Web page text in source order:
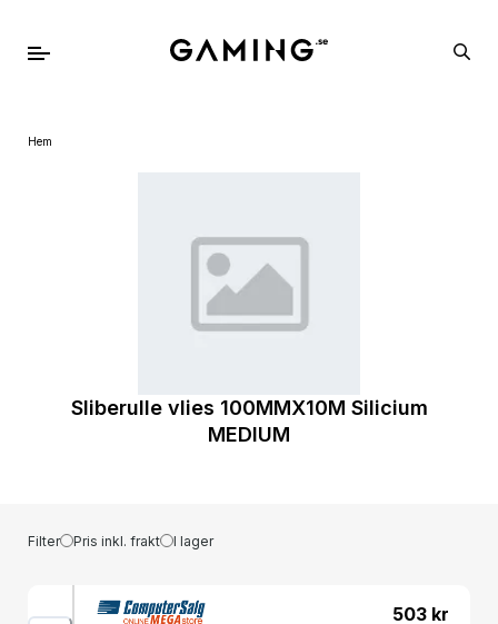
Hem
Sliberulle vlies 100MMX10M Silicium
MEDIUM
Filter Pris inkl. frakt I lager
503 kr